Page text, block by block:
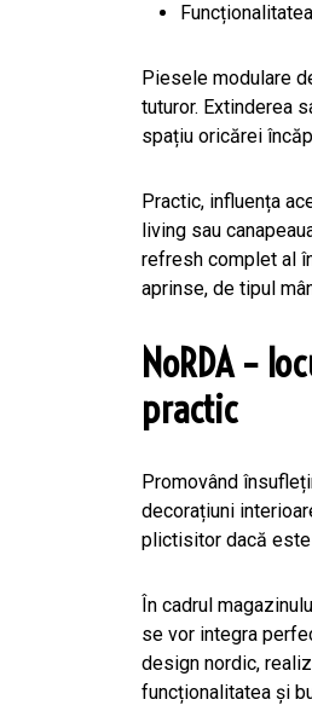
Piesele modulare
tuturor. Extinderea
spațiu oricărei
Practic, influența
living sau
refresh complet al
aprinse, de tipul
NoRDA –
practic
Promovând
decorațiuni
plictisitor dacă
În cadrul
se vor integra
design nordic,
funcționalitatea și